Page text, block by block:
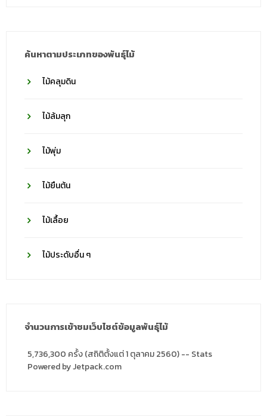
ค้นหาตามประเภทของพันธุ์ไม้
ไม้คลุมดิน
ไม้ล้มลุก
ไม้พุ่ม
ไม้ยืนต้น
ไม้เลื้อย
ไม้ประดับอื่น ๆ
จำนวนการเข้าชมเว็บไซต์ข้อมูลพันธุ์ไม้
5,736,300 ครั้ง (สถิติตั้งแต่ 1 ตุลาคม 2560) -- Stats
Powered by Jetpack.com